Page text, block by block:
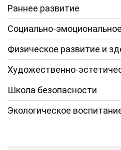
Раннее развитие
Социально-
Физическое развитие и
Художественно-
Школа безопасности
Экологическое